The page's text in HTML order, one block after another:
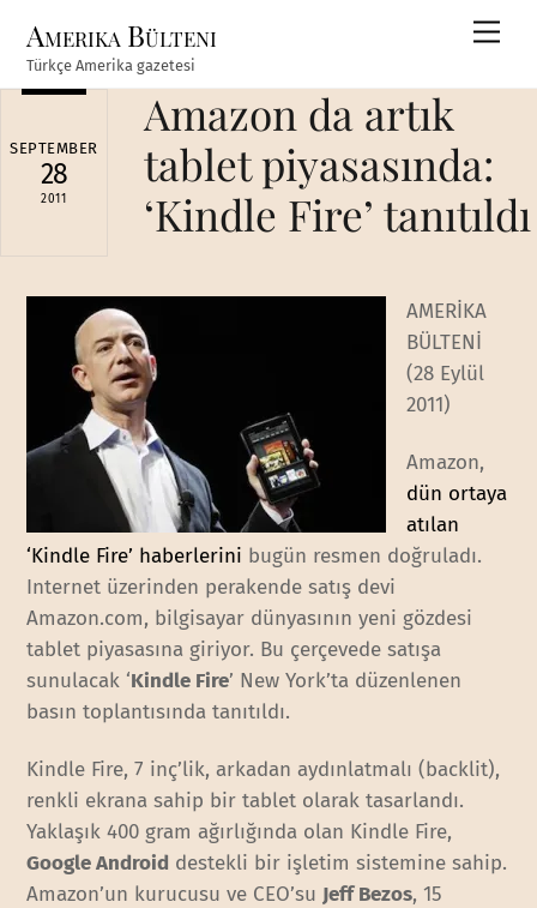
content
Amerika Bülteni
Türkçe Amerika gazetesi
SEPTEMBER
28
2011
Amazon da artık
tablet piyasasında:
‘Kindle Fire’ tanıtıldı
AMERİKA
BÜLTENİ
(28 Eylül
2011)
Amazon,
dün ortaya
atılan
‘Kindle Fire’ haberlerini bugün resmen doğruladı.
Internet üzerinden perakende satış devi
Amazon.com, bilgisayar dünyasının yeni gözdesi
tablet piyasasına giriyor. Bu çerçevede satışa
sunulacak ‘Kindle Fire’ New York’ta düzenlenen
basın toplantısında tanıtıldı.
Kindle Fire, 7 inç’lik, arkadan aydınlatmalı (backlit),
renkli ekrana sahip bir tablet olarak tasarlandı.
Yaklaşık 400 gram ağırlığında olan Kindle Fire,
Google Android destekli bir işletim sistemine sahip.
Amazon’un kurucusu ve CEO’su Jeff Bezos, 15